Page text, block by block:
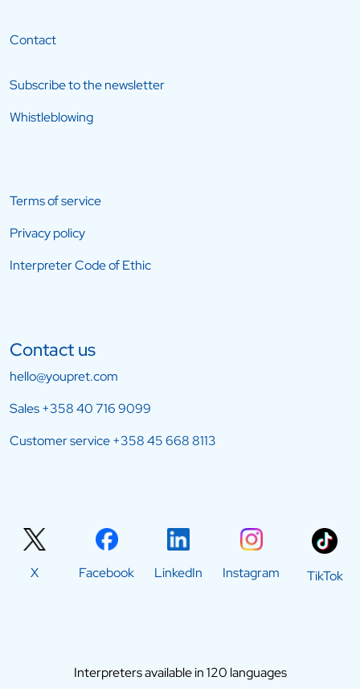
Contact
Subscribe to the newsletter
Whistleblowing
Terms of service
Privacy policy
Interpreter Code of Ethic
Contact us
hello@youpret.com
Sales+358 40 716 9099
Customer service+358 45 668 8113
X Facebook LinkedIn Instagram TikTok
Interpreters available in 120 languages